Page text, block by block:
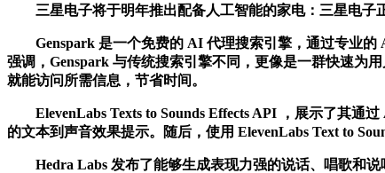
三星电子将于明年推出配备人工智能的家电：三星电子
Genspark 是一个免费的 AI 代理搜索引擎，通过专业的
强调，Genspark 与传统搜索引擎不同，更像是一群快速为
就能访问所需信息，节省时间。
ElevenLabs Texts to Sounds Effects API ，展示了其通过
的文本到声音效果提示。随后，使用 ElevenLabs Text to
Hedra Labs 发布了能够生成表现力强的说话、唱歌和说